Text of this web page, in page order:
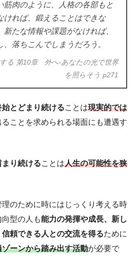
筋肉のように、人格の各部もと
ければ、鍛えることはできな
新たな情報や課題がなければ、
、落ちこんでしまうだろう。
る 第10章 外へ-あなたの光で世界
を照らそう p271
とどまり続けることは現実的では
ることを求められる場面にも遭遇す
り続けることは人生の可能性を狭
のために時にはじっくり考える時
型の人も能力の発揮や成長、新し
頼できる人との交流を得るために
ーンから踏み出す活動が必要で